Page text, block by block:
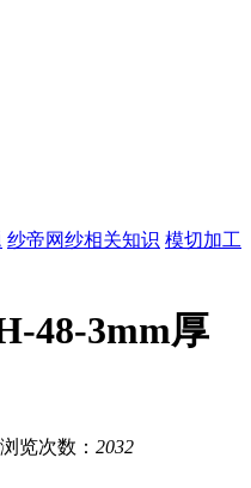
纱帝网纱相关知识 模切加工
48-3mm厚
览次数： 2032